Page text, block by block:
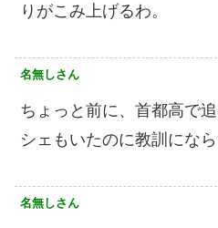
りがこみ上げるわ。
名無しさん
ちょっと前に、首都高で
シェもいたのに教訓にな
名無しさん